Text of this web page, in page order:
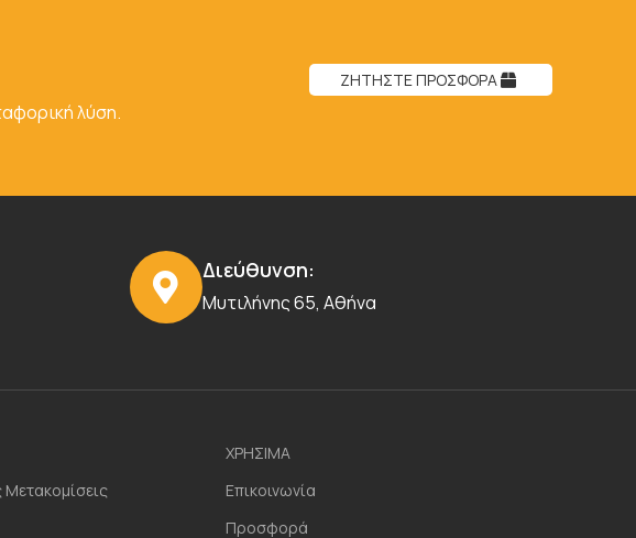
λύση.
ΖΗΤΗΣΤΕ ΠΡΟΣΦΟΡΑ
Διεύθυνση:
Μυτιλήνης 65, Αθήνα
Μετακομίσεις
ΧΡΗΣΙΜΑ
Επικοινωνία
Προσφορά